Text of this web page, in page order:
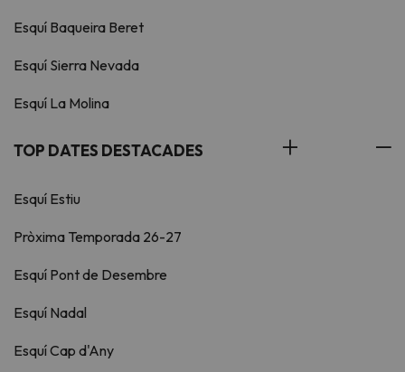
Esquí Baqueira Beret
Esquí Sierra Nevada
Esquí La Molina
TOP DATES DESTACADES
Esquí Estiu
Pròxima Temporada 26-27
Esquí Pont de Desembre
Esquí Nadal
Esquí Cap d'Any